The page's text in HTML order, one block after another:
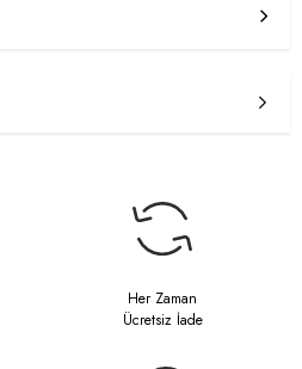
Her Zaman
Ücretsiz İade